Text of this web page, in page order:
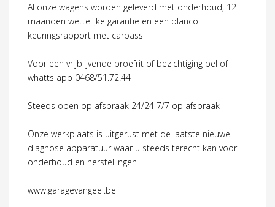
Al onze wagens worden geleverd met onderhoud, 12
maanden wettelijke garantie en een blanco
keuringsrapport met carpass
Voor een vrijblijvende proefrit of bezichtiging bel of
whatts app 0468/51.72.44
Steeds open op afspraak 24/24 7/7 op afspraak
Onze werkplaats is uitgerust met de laatste nieuwe
diagnose apparatuur waar u steeds terecht kan voor
onderhoud en herstellingen
www.garagevangeel.be